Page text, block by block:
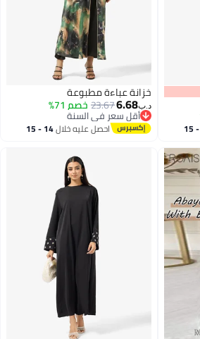
14 - 15
خزانة عباءة مطبوعة
د.ب‏6.68
23.67خصم 71%
أقل سعر في السنة
أقل سعر في السنة
احصل عليه خلال 14 - 15